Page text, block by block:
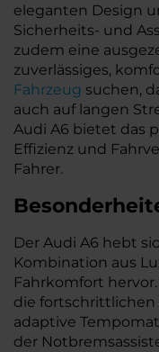
eleganten Design
Sicherheits- und
zudem eine
zuverlässiges,
Fahrzeug suchen,
auch auf langen
Audi A6 bietet das
Effizienz und
Fahrer.
Der Audi A6 hebt
Kombination aus
Fahrkomfort
die fortschrittlichen
adaptive
der